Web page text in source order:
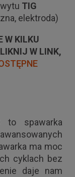
TIG
elektroda)
W KILKU
W LINK,
to spawarka
ma moc
cyklach bez
daje nam